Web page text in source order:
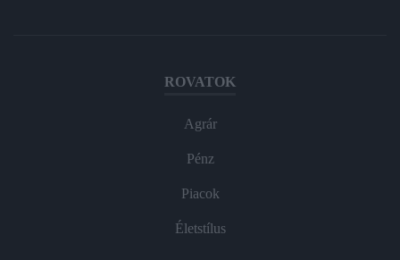
ROVATOK
Agrár
Pénz
Piacok
Életstílus